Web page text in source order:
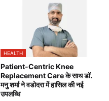
HEALTH
Patient-Centric Knee
Replacement Care के साथ डॉ.
मनु शर्मा ने वडोदरा में हासिल की नई
उपलब्धि